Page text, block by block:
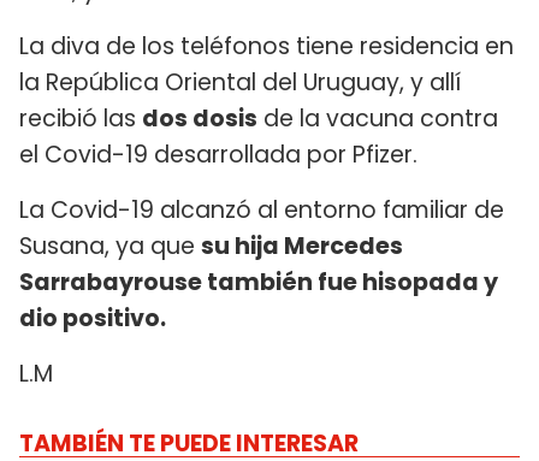
La diva de los teléfonos tiene residencia en
la República Oriental del Uruguay, y allí
recibió las dos dosis de la vacuna contra
el Covid-19 desarrollada por Pfizer.
La Covid-19 alcanzó al entorno familiar de
Susana, ya que su hija Mercedes
Sarrabayrouse también fue hisopada y
dio positivo.
L.M
TAMBIÉN TE PUEDE INTERESAR